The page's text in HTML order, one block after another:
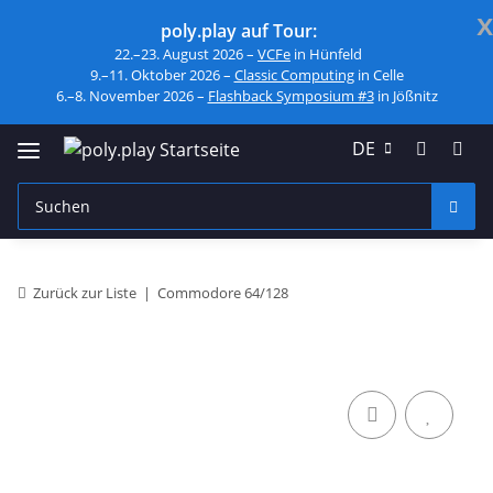
x
poly.play auf Tour:
22.–23. August 2026 – VCFe in Hünfeld
9.–11. Oktober 2026 – Classic Computingin Celle
6.–8. November 2026 – Flashback Symposium #3in Jößnitz
DE
Zurück zur Liste Commodore 64/128